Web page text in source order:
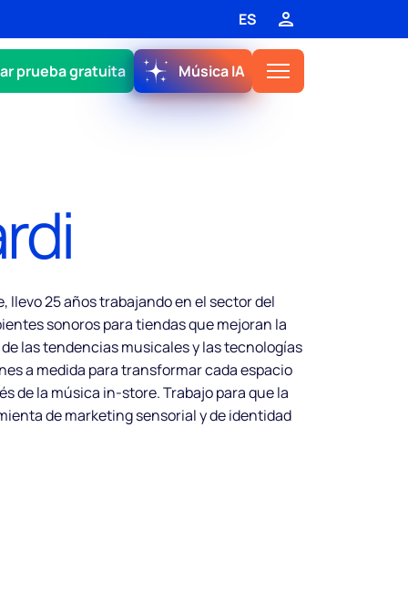
ES
prueba gratuita Música IA
llevo 25 años trabajando en el sector del
sonoros para tiendas que mejoran la
las tendencias musicales y las tecnologías
a medida para transformar cada espacio
de la música in-store. Trabajo para que la
de marketing sensorial y de identidad